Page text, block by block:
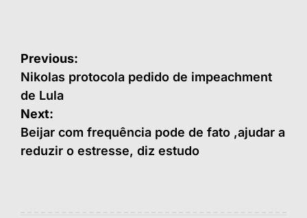
Navegação
de
Post
Previous:
Nikolas protocola pedido de impeachment
de Lula
Next:
Beijar com frequência pode de fato ,ajudar a
reduzir o estresse, diz estudo